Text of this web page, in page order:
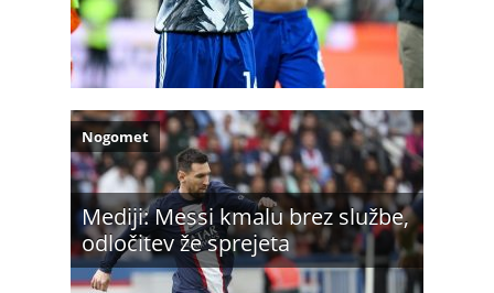
Mediji: Messi kmalu brez službe,
odločitev že sprejeta
Nogomet